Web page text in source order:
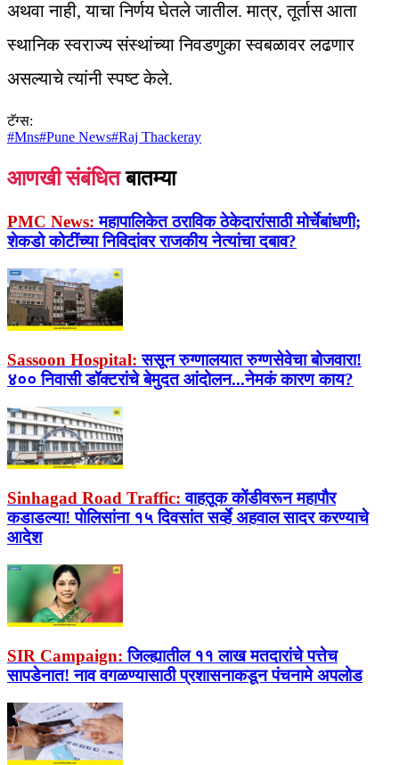
अथवा नाही, याचा निर्णय घेतले जातील. मात्र, तूर्तास आता
स्थानिक स्वराज्य संस्थांच्या निवडणुका स्वबळावर लढणार
असल्याचे त्यांनी स्पष्ट केले.
टॅग्स:
#Mns#Pune News#Raj Thackeray
आणखी संबंधित बातम्या
PMC News: महापालिकेत ठराविक ठेकेदारांसाठी मोर्चेबांधणी;
शेकडो कोटींच्या निविदांवर राजकीय नेत्यांचा दबाव?
Sassoon Hospital: ससून रुग्णालयात रुग्णसेवेचा बोजवारा!
४०० निवासी डॉक्टरांचे बेमुदत आंदोलन...नेमकं कारण काय?
Sinhagad Road Traffic: वाहतूक कोंडीवरून महापौर
कडाडल्या! पोलिसांना १५ दिवसांत सर्व्हे अहवाल सादर करण्याचे
आदेश
SIR Campaign: जिल्ह्यातील ११ लाख मतदारांचे पत्तेच
सापडेनात! नाव वगळण्यासाठी प्रशासनाकडून पंचनामे अपलोड